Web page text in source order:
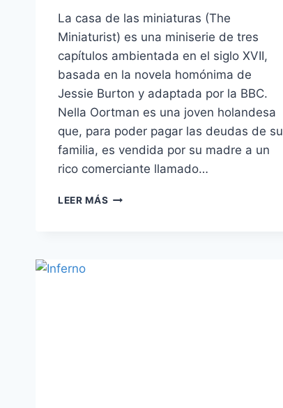
La casa de las miniaturas (The
Miniaturist) es una miniserie de tres
capítulos ambientada en el siglo XVII,
basada en la novela homónima de
Jessie Burton y adaptada por la BBC.
Nella Oortman es una joven holandesa
que, para poder pagar las deudas de su
familia, es vendida por su madre a un
rico comerciante llamado…
LEER MÁS LA